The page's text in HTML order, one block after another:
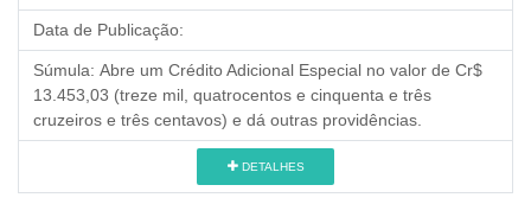
Data de Publicação:
Súmula: Abre um Crédito Adicional Especial no valor de Cr$
13.453,03 (treze mil, quatrocentos e cinquenta e três
cruzeiros e três centavos) e dá outras providências.
DETALHES